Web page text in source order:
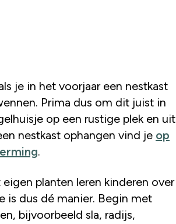
je in het voorjaar een nestkast
Prima dus om dit juist in
op een rustige plek en uit
nestkast ophangen vind je op
.
planten leren kinderen over
is dus dé manier. Begin met
bijvoorbeeld sla, radijs,